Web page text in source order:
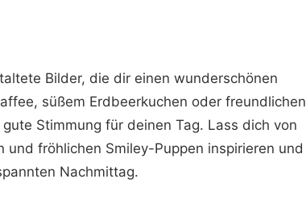
Bilder, die dir einen wunderschönen
süßem Erdbeerkuchen oder freundlichen
Stimmung für deinen Tag. Lass dich von
fröhlichen Smiley-Puppen inspirieren und
Nachmittag.